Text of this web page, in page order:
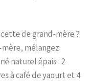
de grand-mère ?
mélangez
naturel épais : 2
à café de yaourt et 4